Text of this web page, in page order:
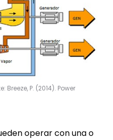
P. (2014). Power
operar con una o